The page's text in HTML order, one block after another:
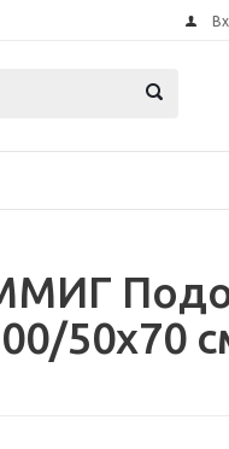
50x70